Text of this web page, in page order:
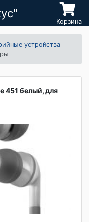
Корзина
устройства
451 белый, для